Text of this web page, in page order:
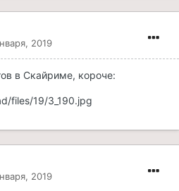
2019
в Скайриме, короче:
files/19/3_190.jpg
2019